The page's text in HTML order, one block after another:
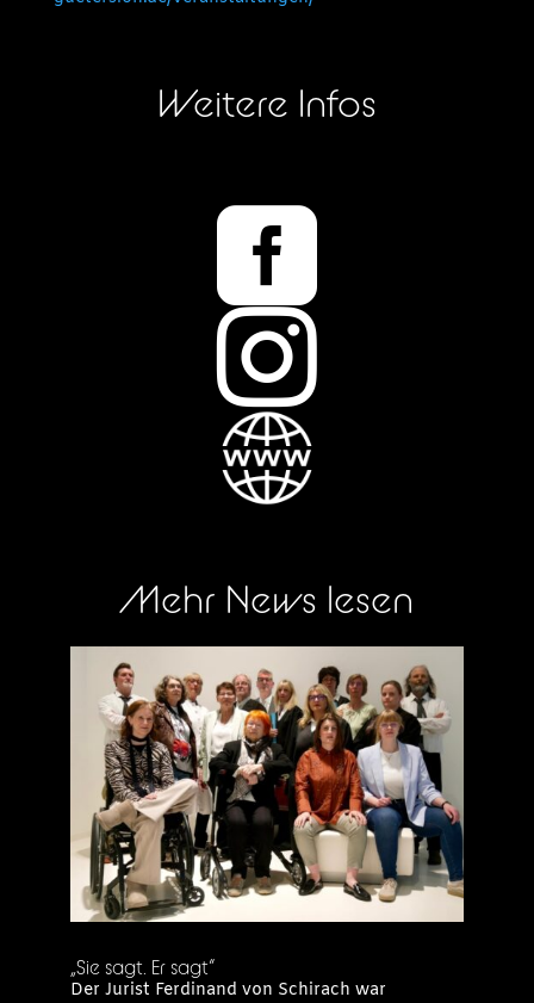
Weitere Infos


Mehr News lesen
„Sie sagt. Er sagt“
Der Jurist Ferdinand von Schirach war